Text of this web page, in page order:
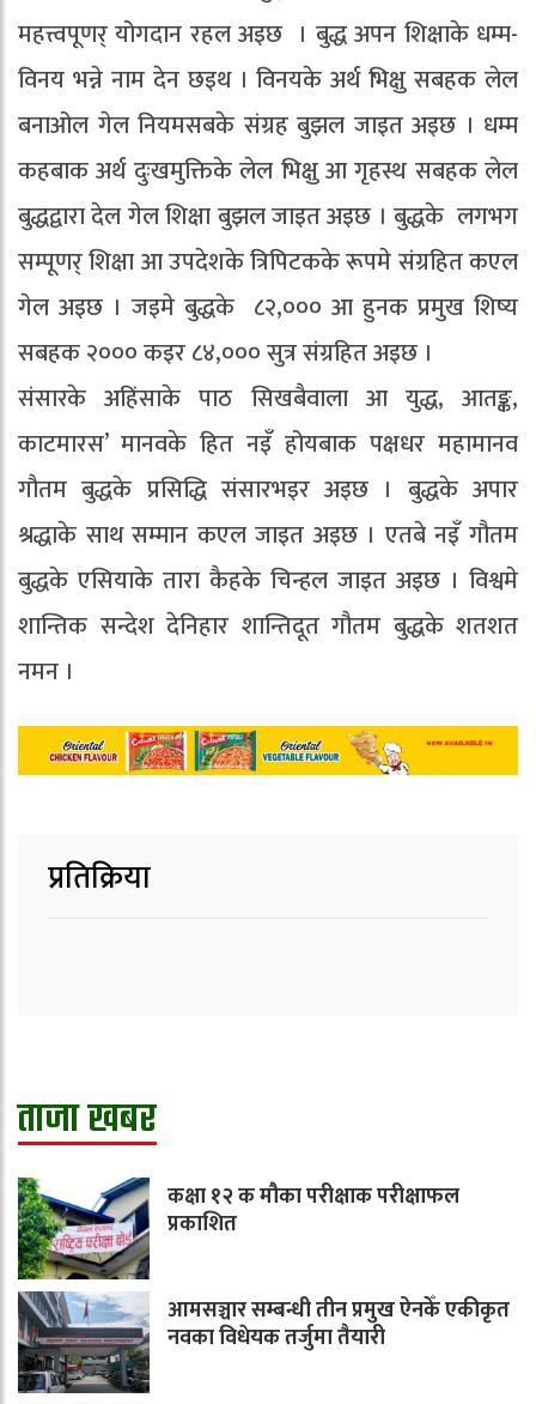
महत्त्वपूणर् योगदान रहल अइछ । बुद्ध अपन शिक्षाके धम्म-
विनय भन्ने नाम देन छइथ । विनयके अर्थ भिक्षु सबहक लेल
बनाओल गेल नियमसबके संग्रह बुझल जाइत अइछ । धम्म
कहबाक अर्थ दुःखमुक्तिके लेल भिक्षु आ गृहस्थ सबहक लेल
बुद्धद्वारा देल गेल शिक्षा बुझल जाइत अइछ । बुद्धके लगभग
सम्पूणर् शिक्षा आ उपदेशके त्रिपिटकके रूपमे संग्रहित कएल
गेल अइछ । जइमे बुद्धके ८२,००० आ हुनक प्रमुख शिष्य
सबहक २००० कइर ८४,००० सुत्र संग्रहित अइछ ।
संसारके अहिंसाके पाठ सिखबैवाला आ युद्ध, आतङ्क,
काटमारस’ मानवके हित नइँ होयबाक पक्षधर महामानव
गौतम बुद्धके प्रसिद्धि संसारभइर अइछ । बुद्धके अपार
श्रद्धाके साथ सम्मान कएल जाइत अइछ । एतबे नइँ गौतम
बुद्धके एसियाके तारा कैहके चिन्हल जाइत अइछ । विश्वमे
शान्तिक सन्देश देनिहार शान्तिदूत गौतम बुद्धके शतशत
नमन ।
प्रतिक्रिया
ताजा खबर
कक्षा १२ क मौका परीक्षाक परीक्षाफल
प्रकाशित
आमसञ्चार सम्बन्धी तीन प्रमुख ऐनकेँ एकीकृत
नवका विधेयक तर्जुमा तैयारी